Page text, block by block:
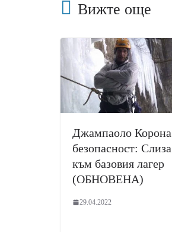
Вижте още
Джампаоло Корона
безопасност: Слиза
към базовия лагер
(ОБНОВЕНА)
29.04.2022